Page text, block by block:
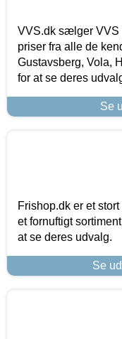
VVS.dk sælger VVS
priser fra alle de
Gustavsberg, Vola,
for at se deres
Se
Frishop.dk er et
et fornuftigt
at se deres udvalg.
Se